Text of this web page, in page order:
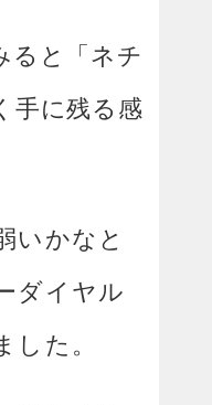
ると「ネチ
手に残る感
いかなと
ダイヤル
した。